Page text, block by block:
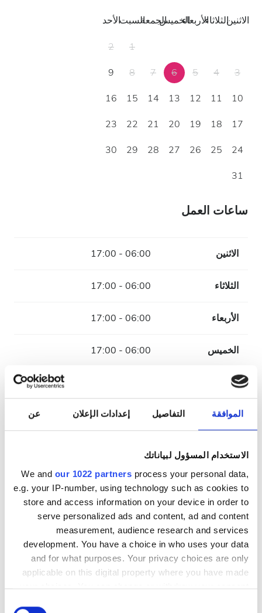
الموافقة التفاصيل إعدادات الإعلان عن
الاستخدام المسؤول لبياناتك
We and our 1022 partners process your personal data,
e.g. your IP-number, using technology such as cookies to
store and access information on your device in order to
serve personalized ads and content, ad and content
measurement, audience research and services
development. You have a choice in who uses your data
and for what purposes. Your privacy choices are only
applicable on this digital property where you have made
your choices. You can change or withdraw your consent
الاثنينالثلاثاءالأربعاءالخميسالجمعةالسبتالأحد
1
2
3
4
5
6
7
8
9
10
11
12
13
14
15
16
17
18
19
20
21
22
23
24
25
26
27
28
29
30
31
ساعات العمل
الاثنين 06:00 - 17:00
الثلاثاء 06:00 - 17:00
الأربعاء 06:00 - 17:00
الخميس 06:00 - 17:00
الجمعة
السبت 06:00 - 17:00
طاقم العمل